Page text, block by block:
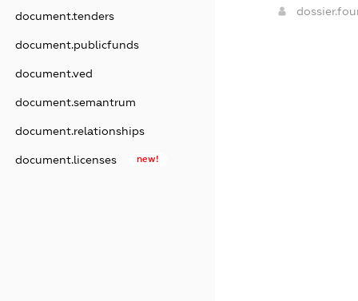
document.tenders
document.publicfunds
document.ved
document.semantrum
document.relationships
document.licenses new!